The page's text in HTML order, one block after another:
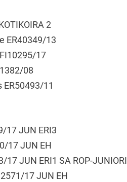
2
ER40349/13
17
08
11
17 JUN ERI3
17 JUN EH
JUN ERI1 SA ROP-JUNIORI
17 JUN EH